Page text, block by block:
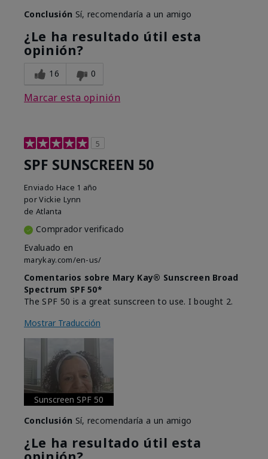
Conclusión Sí, recomendaría a un amigo
¿Le ha resultado útil esta
opinión?
16 0
Marcar esta opinión
5
SPF SUNSCREEN 50
Enviado Hace 1 año
porVickie Lynn
de Atlanta
Comprador verificado
Evaluado en
marykay.com/en-us/
Comentarios sobre Mary Kay® Sunscreen Broad
Spectrum SPF 50*
The SPF 50 is a great sunscreen to use. I bought 2.
Mostrar Traducción
Sunscreen SPF 50
Conclusión Sí, recomendaría a un amigo
¿Le ha resultado útil esta